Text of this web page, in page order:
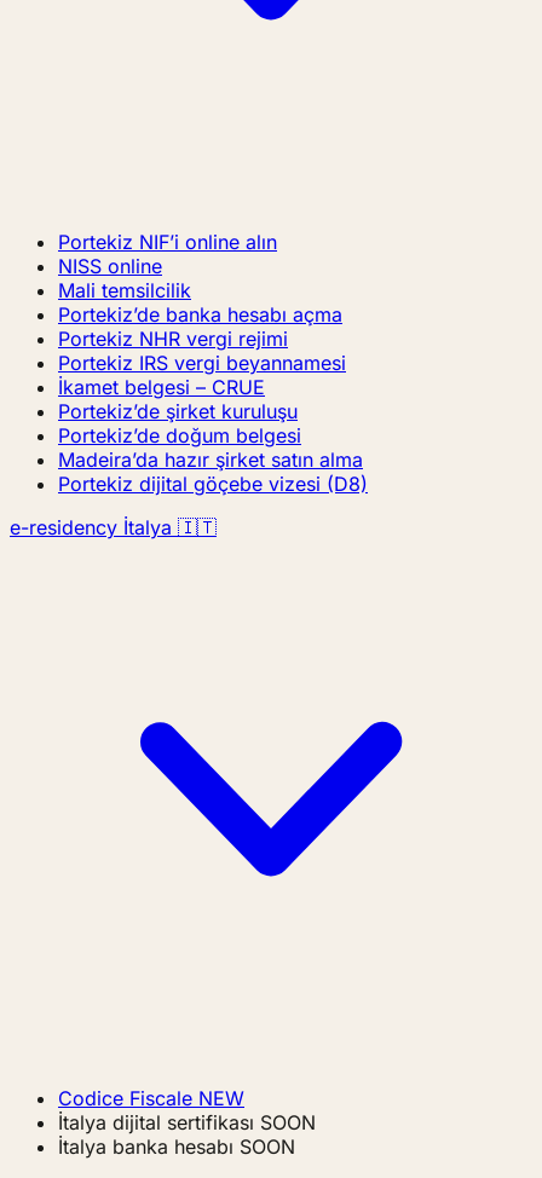
Portekiz NIF’i online alın
NISS online
Mali temsilcilik
Portekiz’de banka hesabı açma
Portekiz NHR vergi rejimi
Portekiz IRS vergi beyannamesi
İkamet belgesi – CRUE
Portekiz’de şirket kuruluşu
Portekiz’de doğum belgesi
Madeira’da hazır şirket satın alma
Portekiz dijital göçebe vizesi (D8)
e-residency İtalya 🇮🇹
Codice Fiscale NEW
İtalya dijital sertifikası SOON
İtalya banka hesabı SOON